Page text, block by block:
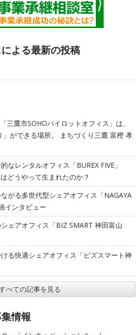
よる最新の投稿
三鷹市SOHOパイロットオフィス」は、
ができる場所。 まちづくり三鷹 富樫 孝
的なレンタルオフィス「BUREX FIVE」
どうやって生まれたのか？
がる多世代型シェアオフィス「NAGAYA
インタビュー
ェアオフィス「BIZ SMART 神田富山
る快適シェアオフィス「ビズスマート神
べての記事を見る
情報